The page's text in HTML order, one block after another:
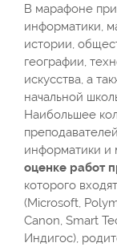
В марафоне
информатики,
истории,
географии,
искусства, а
начальной
Наибольшее
информатики и
оценке работ
которого
(Microsoft,
Canon, Smart
Индигос),